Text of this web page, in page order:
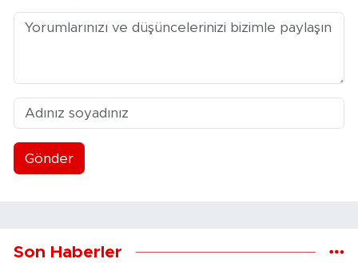
Gönder
Son Haberler